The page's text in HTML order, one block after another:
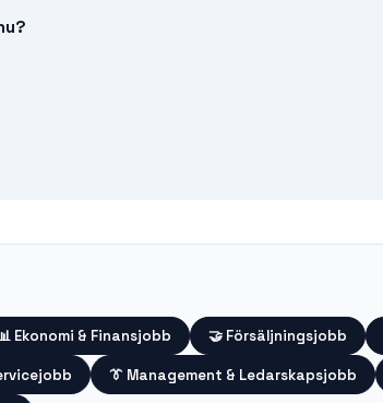
Ekonomi & Finansjobb 🤝 Försäljningsjobb
👔 Management & Ledarskapsjobb